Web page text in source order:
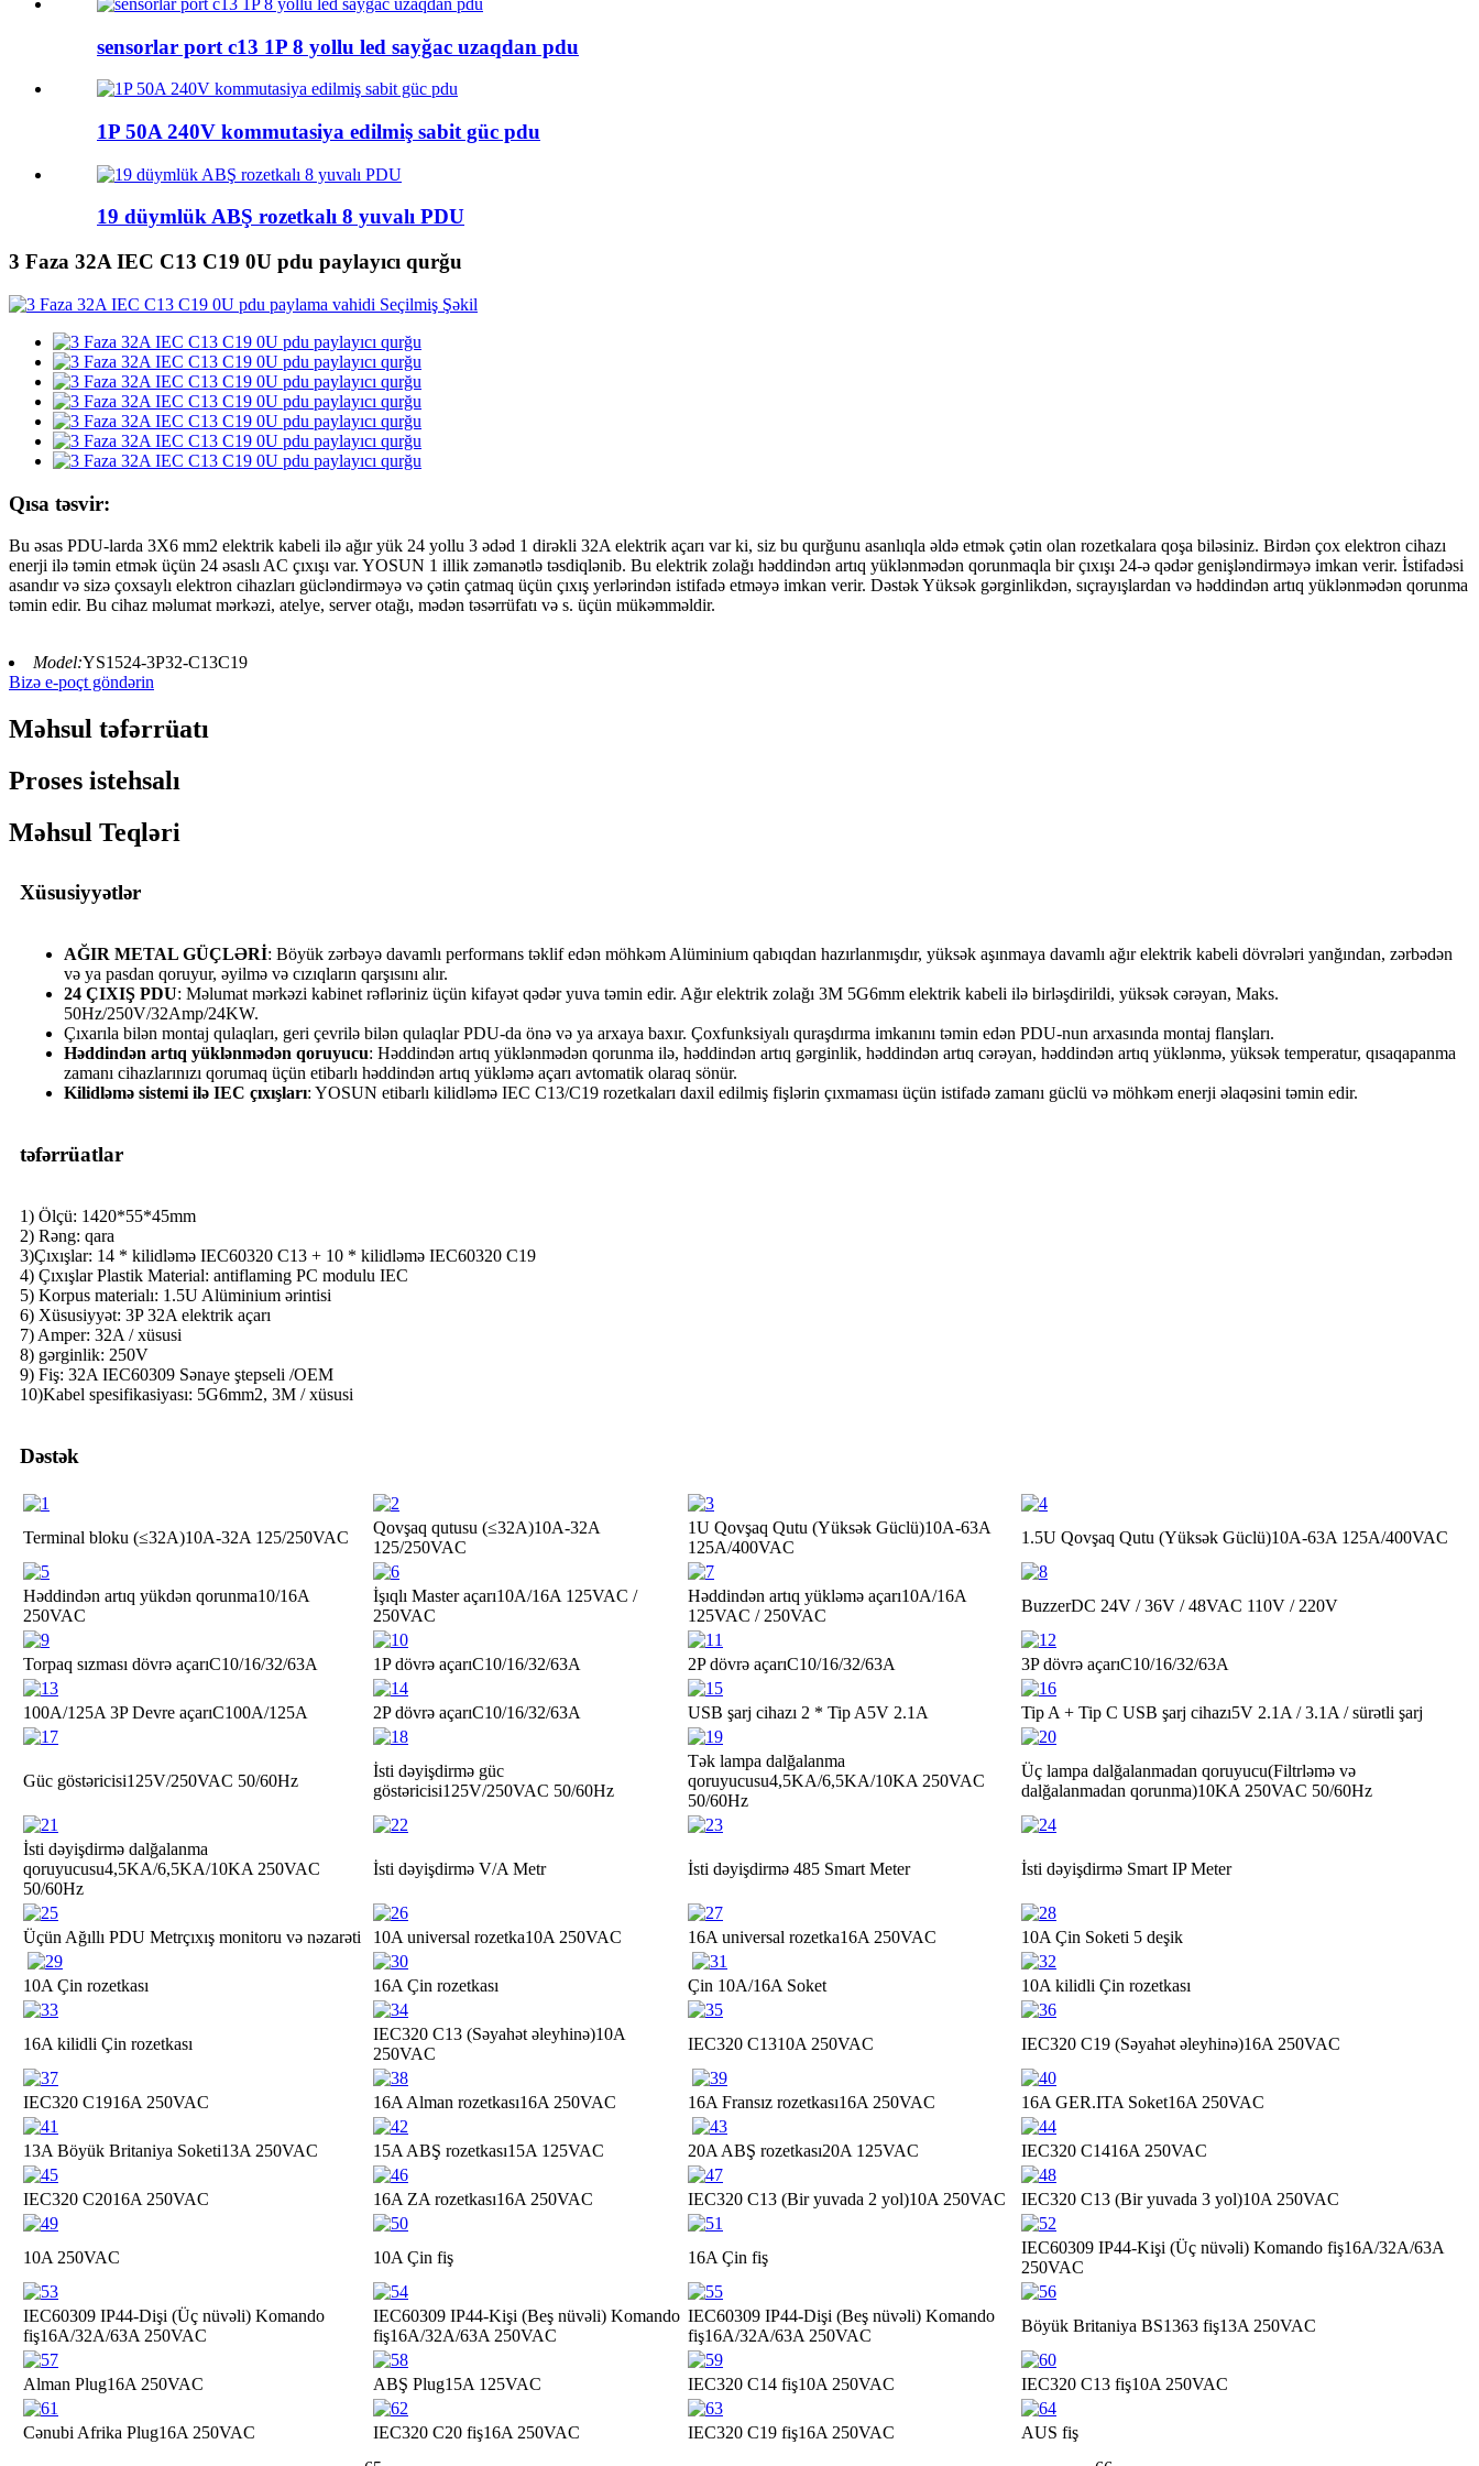
sensorlar port c13 1P 8 yollu led sayğac uzaqdan pdu
1P 50A 240V kommutasiya edilmiş sabit güc pdu
19 düymlük ABŞ rozetkalı 8 yuvalı PDU
3 Faza 32A IEC C13 C19 0U pdu paylayıcı qurğu
Qısa təsvir:
Bu əsas PDU-larda 3X6 mm2 elektrik kabeli ilə ağır yük 24 yollu 3 ədəd 1 dirəkli 32A elektrik açarı var ki, siz bu qurğunu asanlıqla əldə etmək çətin olan rozetkalara qoşa biləsiniz. Birdən çox elektron cihazı
enerji ilə təmin etmək üçün 24 əsaslı AC çıxışı var. YOSUN 1 illik zəmanətlə təsdiqlənib. Bu elektrik zolağı həddindən artıq yüklənmədən qorunmaqla bir çıxışı 24-ə qədər genişləndirməyə imkan verir. İstifadəsi
asandır və sizə çoxsaylı elektron cihazları gücləndirməyə və çətin çatmaq üçün çıxış yerlərindən istifadə etməyə imkan verir. Dəstək Yüksək gərginlikdən, sıçrayışlardan və həddindən artıq yüklənmədən qorunma
təmin edir. Bu cihaz məlumat mərkəzi, atelye, server otağı, mədən təsərrüfatı və s. üçün mükəmməldir.
Model:YS1524-3P32-C13C19
Bizə e-poçt göndərin
Məhsul təfərrüatı
Proses istehsalı
Məhsul Teqləri
Xüsusiyyətlər
AĞIR METAL GÜÇLƏRİ: Böyük zərbəyə davamlı performans təklif edən möhkəm Alüminium qabıqdan hazırlanmışdır, yüksək aşınmaya davamlı ağır elektrik kabeli dövrələri yanğından, zərbədən
və ya pasdan qoruyur, əyilmə və cızıqların qarşısını alır.
24 ÇIXIŞ PDU: Məlumat mərkəzi kabinet rəfləriniz üçün kifayət qədər yuva təmin edir. Ağır elektrik zolağı 3M 5G6mm elektrik kabeli ilə birləşdirildi, yüksək cərəyan, Maks.
50Hz/250V/32Amp/24KW.
Çıxarıla bilən montaj qulaqları, geri çevrilə bilən qulaqlar PDU-da önə və ya arxaya baxır. Çoxfunksiyalı quraşdırma imkanını təmin edən PDU-nun arxasında montaj flanşları.
Həddindən artıq yüklənmədən qoruyucu: Həddindən artıq yüklənmədən qorunma ilə, həddindən artıq gərginlik, həddindən artıq cərəyan, həddindən artıq yüklənmə, yüksək temperatur, qısaqapanma
zamanı cihazlarınızı qorumaq üçün etibarlı həddindən artıq yükləmə açarı avtomatik olaraq sönür.
Kilidləmə sistemi ilə IEC çıxışları: YOSUN etibarlı kilidləmə IEC C13/C19 rozetkaları daxil edilmiş fişlərin çıxmaması üçün istifadə zamanı güclü və möhkəm enerji əlaqəsini təmin edir.
təfərrüatlar
1) Ölçü: 1420*55*45mm
2) Rəng: qara
3)Çıxışlar: 14 * kilidləmə IEC60320 C13 + 10 * kilidləmə IEC60320 C19
4) Çıxışlar Plastik Material: antiflaming PC modulu IEC
5) Korpus materialı: 1.5U Alüminium ərintisi
6) Xüsusiyyət: 3P 32A elektrik açarı
7) Amper: 32A / xüsusi
8) gərginlik: 250V
9) Fiş: 32A IEC60309 Sənaye ştepseli /OEM
10)Kabel spesifikasiyası: 5G6mm2, 3M / xüsusi
Dəstək
Terminal bloku (≤32A)10A-32A 125/250VAC
Qovşaq qutusu (≤32A)10A-32A
125/250VAC
1U Qovşaq Qutu (Yüksək Güclü)10A-63A
125A/400VAC
1.5U Qovşaq Qutu (Yüksək Güclü)10A-63A 125A/400VAC
Həddindən artıq yükdən qorunma10/16A
250VAC
İşıqlı Master açarı10A/16A 125VAC /
250VAC
Həddindən artıq yükləmə açarı10A/16A
125VAC / 250VAC
BuzzerDC 24V / 36V / 48VAC 110V / 220V
Torpaq sızması dövrə açarıC10/16/32/63A 1P dövrə açarıC10/16/32/63A 2P dövrə açarıC10/16/32/63A 3P dövrə açarıC10/16/32/63A
100A/125A 3P Devre açarıC100A/125A 2P dövrə açarıC10/16/32/63A USB şarj cihazı 2 * Tip A5V 2.1A Tip A + Tip C USB şarj cihazı5V 2.1A / 3.1A / sürətli şarj
Güc göstəricisi125V/250VAC 50/60Hz
İsti dəyişdirmə güc
göstəricisi125V/250VAC 50/60Hz
Tək lampa dalğalanma
qoruyucusu4,5KA/6,5KA/10KA 250VAC
50/60Hz
Üç lampa dalğalanmadan qoruyucu(Filtrləmə və
dalğalanmadan qorunma)10KA 250VAC 50/60Hz
İsti dəyişdirmə dalğalanma
qoruyucusu4,5KA/6,5KA/10KA 250VAC
50/60Hz
İsti dəyişdirmə V/A Metr İsti dəyişdirmə 485 Smart Meter İsti dəyişdirmə Smart IP Meter
Üçün Ağıllı PDU Metrçıxış monitoru və nəzarəti 10A universal rozetka10A 250VAC 16A universal rozetka16A 250VAC 10A Çin Soketi 5 deşik
10A Çin rozetkası 16A Çin rozetkası Çin 10A/16A Soket 10A kilidli Çin rozetkası
16A kilidli Çin rozetkası
IEC320 C13 (Səyahət əleyhinə)10A
250VAC
IEC320 C1310A 250VAC IEC320 C19 (Səyahət əleyhinə)16A 250VAC
IEC320 C1916A 250VAC 16A Alman rozetkası16A 250VAC 16A Fransız rozetkası16A 250VAC 16A GER.ITA Soket16A 250VAC
13A Böyük Britaniya Soketi13A 250VAC 15A ABŞ rozetkası15A 125VAC 20A ABŞ rozetkası20A 125VAC IEC320 C1416A 250VAC
IEC320 C2016A 250VAC 16A ZA rozetkası16A 250VAC IEC320 C13 (Bir yuvada 2 yol)10A 250VAC IEC320 C13 (Bir yuvada 3 yol)10A 250VAC
10A 250VAC 10A Çin fiş 16A Çin fiş
IEC60309 IP44-Kişi (Üç nüvəli) Komando fiş16A/32A/63A
250VAC
IEC60309 IP44-Dişi (Üç nüvəli) Komando
fiş16A/32A/63A 250VAC
IEC60309 IP44-Kişi (Beş nüvəli) Komando
fiş16A/32A/63A 250VAC
IEC60309 IP44-Dişi (Beş nüvəli) Komando
fiş16A/32A/63A 250VAC
Böyük Britaniya BS1363 fiş13A 250VAC
Alman Plug16A 250VAC ABŞ Plug15A 125VAC IEC320 C14 fiş10A 250VAC IEC320 C13 fiş10A 250VAC
Cənubi Afrika Plug16A 250VAC IEC320 C20 fiş16A 250VAC IEC320 C19 fiş16A 250VAC AUS fiş